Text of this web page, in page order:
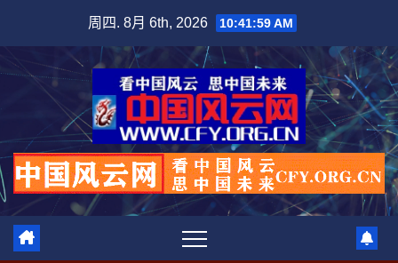
周四. 8月 6th, 2026 10:42:00 AM